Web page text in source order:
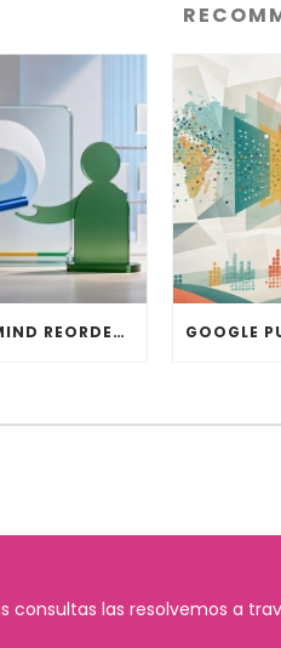
GOOGLE DEEPMIND REORDENA SU DIRECCIÓN: HASSABIS DEJA LA OPERACIÓN DIARIA
consultas las resolvemos a